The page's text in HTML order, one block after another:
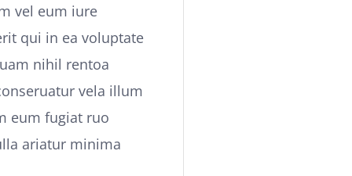
vel eum iure
qui in ea voluptate
nihil rentoa
vela illum
eum fugiat ruo
ariatur minima